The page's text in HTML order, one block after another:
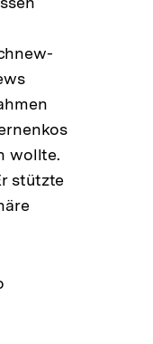
wollte.
stützte